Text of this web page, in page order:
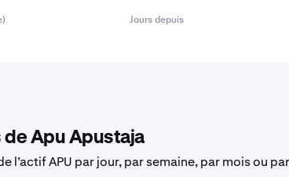
Jours depuis
Apu Apustaja
l’actif APU par jour, par semaine, par mois ou